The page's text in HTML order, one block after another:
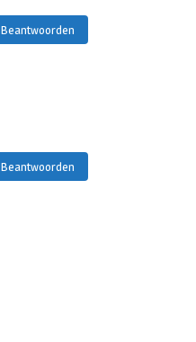
Beantwoorden
Beantwoorden